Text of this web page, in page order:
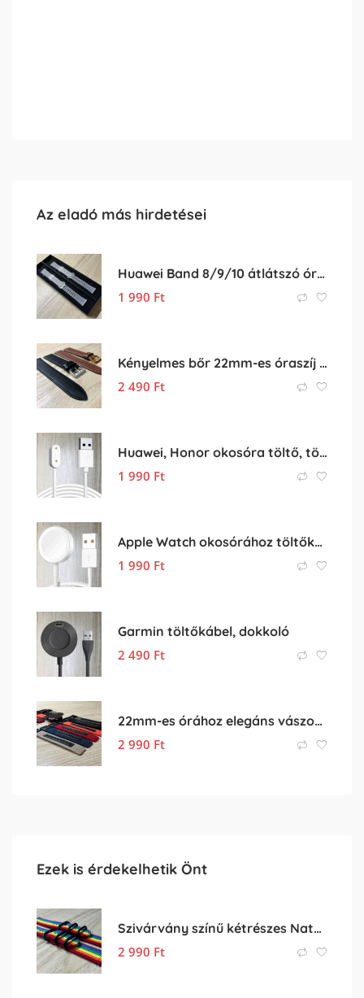
Az eladó más hirdetései
Huawei Band 8/9/10 átlátszó óraszíj
1 990 Ft
Kényelmes bőr 22mm-es óraszíj (22 mm)
2 490 Ft
Huawei, Honor okosóra töltő, töltőkábel
1 990 Ft
Apple Watch okosórához töltőkábel
1 990 Ft
Garmin töltőkábel, dokkoló
2 490 Ft
22mm-es órához elegáns vászon-bőr óraszíj
2 990 Ft
Ezek is érdekelhetik Önt
Szivárvány színű kétrészes Nato óraszíj – 20mm
2 990 Ft